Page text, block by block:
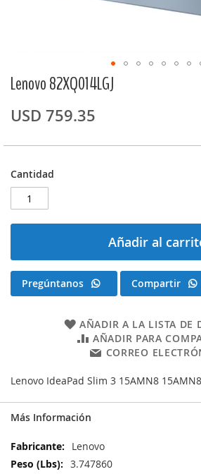
Lenovo 82XQ014LGJ
USD 759.35
Cantidad
Añadir al
Pregúntanos Compartir
AÑADIR A LA LISTA DE
AÑADIR PARA
CORREO
Lenovo IdeaPad Slim 3 15AMN8
Saltar
comienzo
de
imágenes
Más Información
Más
Información
Lenovo
3.747860